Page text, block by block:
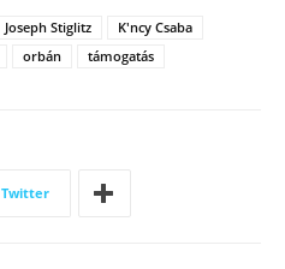
Joseph Stiglitz
K'ncy Csaba
orbán támogatás
Twitter